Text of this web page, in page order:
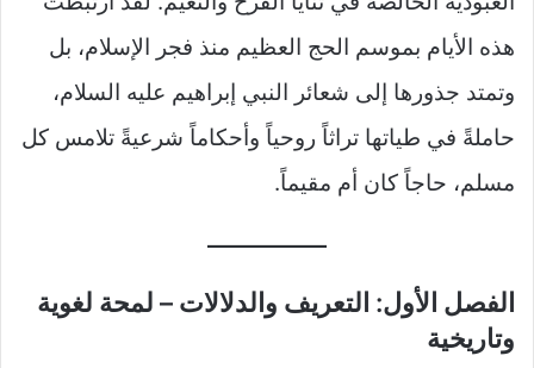
هذه الأيام بموسم الحج العظيم منذ فجر الإسلام، بل
وتمتد جذورها إلى شعائر النبي إبراهيم عليه السلام،
حاملةً في طياتها تراثاً روحياً وأحكاماً شرعيةً تلامس كل
مسلم، حاجاً كان أم مقيماً.
الفصل الأول: التعريف والدلالات – لمحة لغوية
وتاريخية